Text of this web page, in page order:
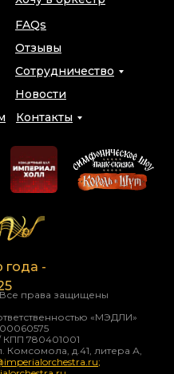
права защищены
«МЭДЛИ»
780401001
Комсомола, д.41, литера А,
;
FAQs
Отзывы
Сотрудничество
Новости
Контакты
года -